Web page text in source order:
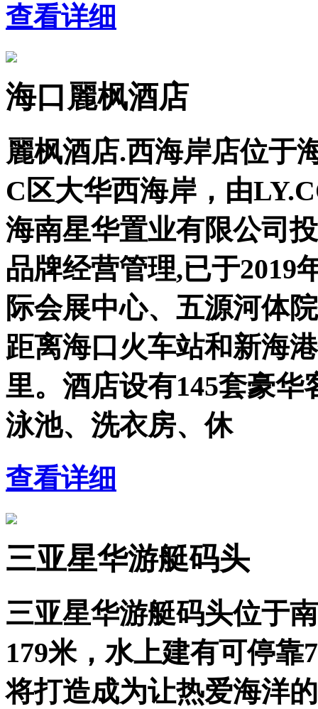
查看详细
海口麗枫酒店
麗枫酒店.西海岸店位于
C区大华西海岸，由
海南星华置业有限公司
品牌经营管理,已于2019
际会展中心、五源河体
距离海口火车站和新海
里。酒店设有145套豪
泳池、洗衣房、休
查看详细
三亚星华游艇码头
三亚星华游艇码头位于
179米，水上建有可停
将打造成为让热爱海洋